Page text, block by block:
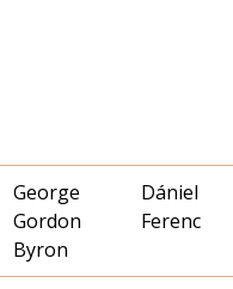
George
Gordon
Byron
Dániel
Ferenc